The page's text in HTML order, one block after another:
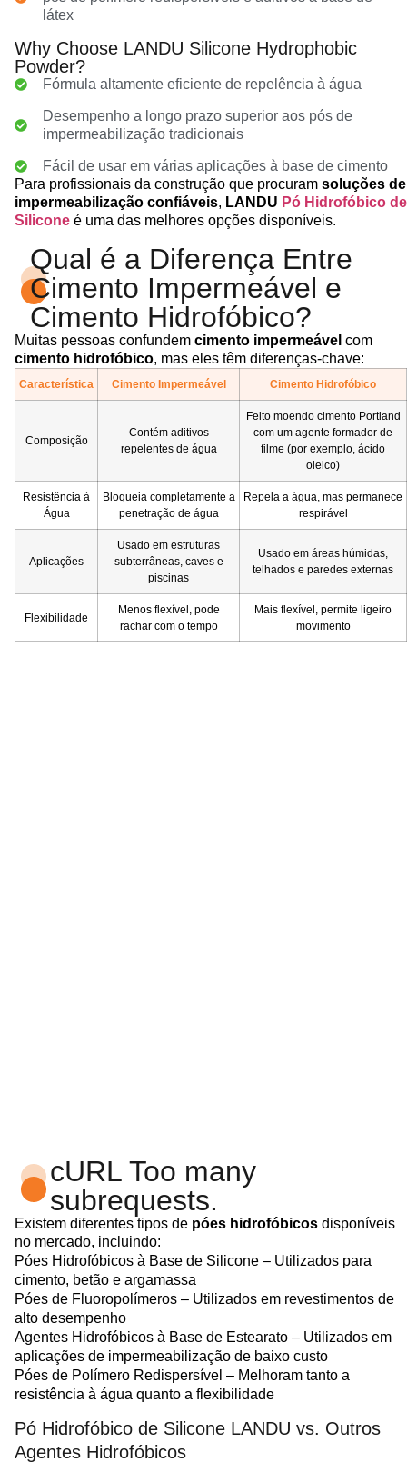
látex
Why Choose LANDU Silicone Hydrophobic
Powder?
Fórmula altamente eficiente de repelência à água
Desempenho a longo prazo superior aos pós de
impermeabilização tradicionais
Fácil de usar em várias aplicações à base de cimento
Para profissionais da construção que procuram soluções de
impermeabilização confiáveis, LANDU Pó Hidrofóbico de
Silicone é uma das melhores opções disponíveis.
Qual é a Diferença Entre
Cimento Impermeável e
Cimento Hidrofóbico?
Muitas pessoas confundem cimento impermeável com
cimento hidrofóbico, mas eles têm diferenças-chave:
Característica Cimento Impermeável Cimento Hidrofóbico
Composição
Contém aditivos
repelentes de água
Feito moendo cimento Portland
com um agente formador de
filme (por exemplo, ácido
oleico)
Resistência à
Água
Bloqueia completamente a
penetração de água
Repela a água, mas permanece
respirável
Aplicações
Usado em estruturas
subterrâneas, caves e
piscinas
Usado em áreas húmidas,
telhados e paredes externas
Flexibilidade
Menos flexível, pode
rachar com o tempo
Mais flexível, permite ligeiro
movimento
cURL Too many
subrequests.
Existem diferentes tipos de póes hidrofóbicos disponíveis
no mercado, incluindo:
Póes Hidrofóbicos à Base de Silicone – Utilizados para
cimento, betão e argamassa
Póes de Fluoropolímeros – Utilizados em revestimentos de
alto desempenho
Agentes Hidrofóbicos à Base de Estearato – Utilizados em
aplicações de impermeabilização de baixo custo
Póes de Polímero Redispersível – Melhoram tanto a
resistência à água quanto a flexibilidade
Pó Hidrofóbico de Silicone LANDU vs. Outros
Agentes Hidrofóbicos